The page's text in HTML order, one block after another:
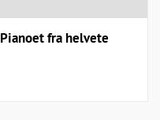
Pianoet fra helvete